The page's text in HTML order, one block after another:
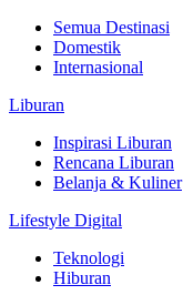
Semua Destinasi
Domestik
Internasional
Liburan
Inspirasi Liburan
Rencana Liburan
Belanja & Kuliner
Lifestyle Digital
Teknologi
Hiburan